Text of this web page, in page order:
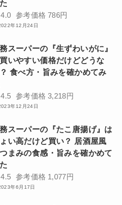
4.0 参考価格 786円
年12月24日
スーパーの『生ずわいがに』
いやすい価格だけどどうな
食べ方・旨みを確かめてみ
4.5 参考価格 3,218円
年12月24日
スーパーの『たこ唐揚げ』は
い高だけど買い？ 居酒屋風
まみの食感・旨みを確かめて
4.5 参考価格 1,077円
年6月17日